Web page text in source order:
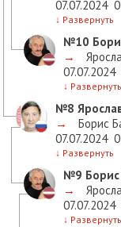
07.07.2024
↓ Развернуть
№10
→
07.07.2024
↓ Развернуть
№8
→
Борис
07.07.2024
↓ Развернуть
№9
→
07.07.2024
↓ Развернуть